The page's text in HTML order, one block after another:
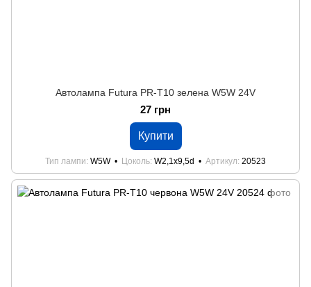
Автолампа Futura PR-Т10 зелена W5W 24V
27 грн
Купити
Тип лампи W5W Цоколь W2,1x9,5d Артикул 20523